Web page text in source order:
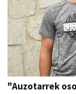
"Auzotarrek